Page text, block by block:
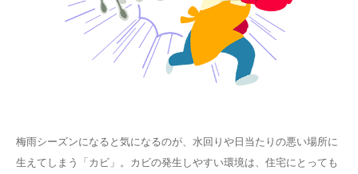
梅雨シーズンになると気になるのが、水回りや日当たりの悪い場所に
生えてしまう「カビ」。カビの発生しやすい環境は、住宅にとっても